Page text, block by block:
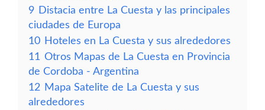
9 Distacia entre La Cuesta y las principales
ciudades de Europa
10 Hoteles en La Cuesta y sus alrededores
11 Otros Mapas de La Cuesta en Provincia
de Cordoba - Argentina
12 Mapa Satelite de La Cuesta y sus
alrededores